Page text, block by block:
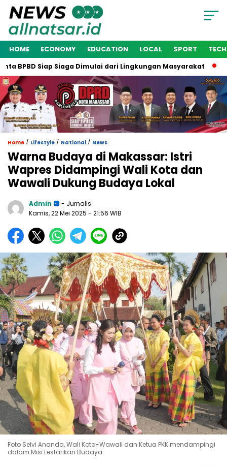
HOME ECONOMY EDUCATION LOCAL SPORT
Siap Siaga Dimulai dari Lingkungan Masyarakat
Home / Lifestyle / National / News
Warna Budaya di Makassar: Istri
Wapres Didampingi Wali Kota dan
Wawali Dukung Budaya Lokal
Admin
- Jurnalis
Kamis, 22 Mei 2025 - 21:56 WIB
Foto Selvi Ananda, Wali Kota-Wawali dan Ketua PKK mendampingi
dalam Misi Lestarikan Budaya